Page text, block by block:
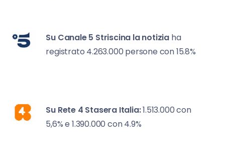
Su Canale 5 Striscina la notiziaha
registrato 4.263.000 persone con 15.8%
Su Rete 4 Stasera Italia:1.513.000 con
5,6% e 1.390.000 con 4.9%